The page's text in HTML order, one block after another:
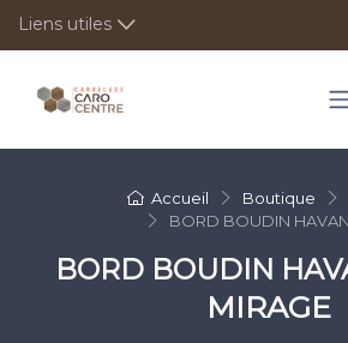
Liens utiles
Accueil Boutique
BORD BOUDIN
BORD BOUDIN
MIRAGE